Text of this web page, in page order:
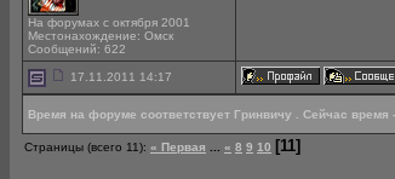
На форумах с октября 2001
Местонахождение: Омск
Сообщений: 622
17.11.2011 14:17
Время на форуме соответствует Гринвичу . Сейчас время -
Страницы (всего 11): « Первая « 8 9 10 [11]